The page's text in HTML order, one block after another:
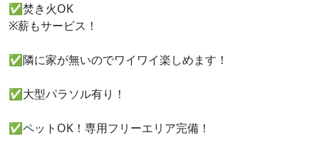
✅焚き火OK
※薪もサービス！
✅隣に家が無いのでワイワイ楽しめます！
✅大型パラソル有り！
✅ペットOK！専用フリーエリア完備！